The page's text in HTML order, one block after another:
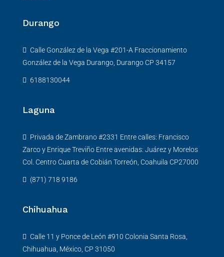
Durango
Calle González de la Vega #201-A Fraccionamiento
González de la Vega Durango, Durango CP 34157
6188130044
Laguna
Privada de Zambrano #2331 Entre calles: Francisco
Zarco y Enrique Treviño Entre avenidas: Juárez y Morelos
Col. Centro Cuarta de Cobián Torreón, Coahuila CP27000
(871) 718 9186
Chihuahua
Calle 11 y Ponce de León #910 Colonia Santa Rosa,
Chihuahua, México, CP 31050